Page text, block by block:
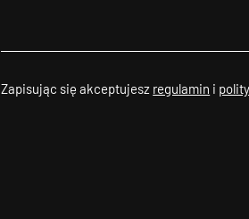
Zapisując się akceptujesz regulamin i